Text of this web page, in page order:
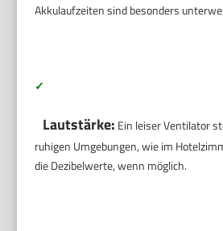
Akkulaufzeiten sind besonders
✓
Lautstärke: Ein leiser Ventilator
ruhigen Umgebungen, wie im
die Dezibelwerte, wenn möglich.